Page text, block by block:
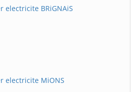
electricite BRiGNAiS
electricite MiONS